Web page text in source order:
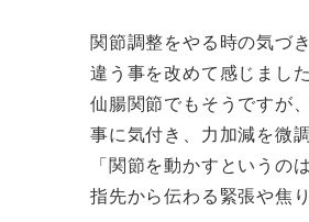
関節調整をやる時の気づ
違う事を改めて感じました
仙腸関節でもそうですが
事に気付き、力加減を微
「関節を動かすというの
指先から伝わる緊張や焦